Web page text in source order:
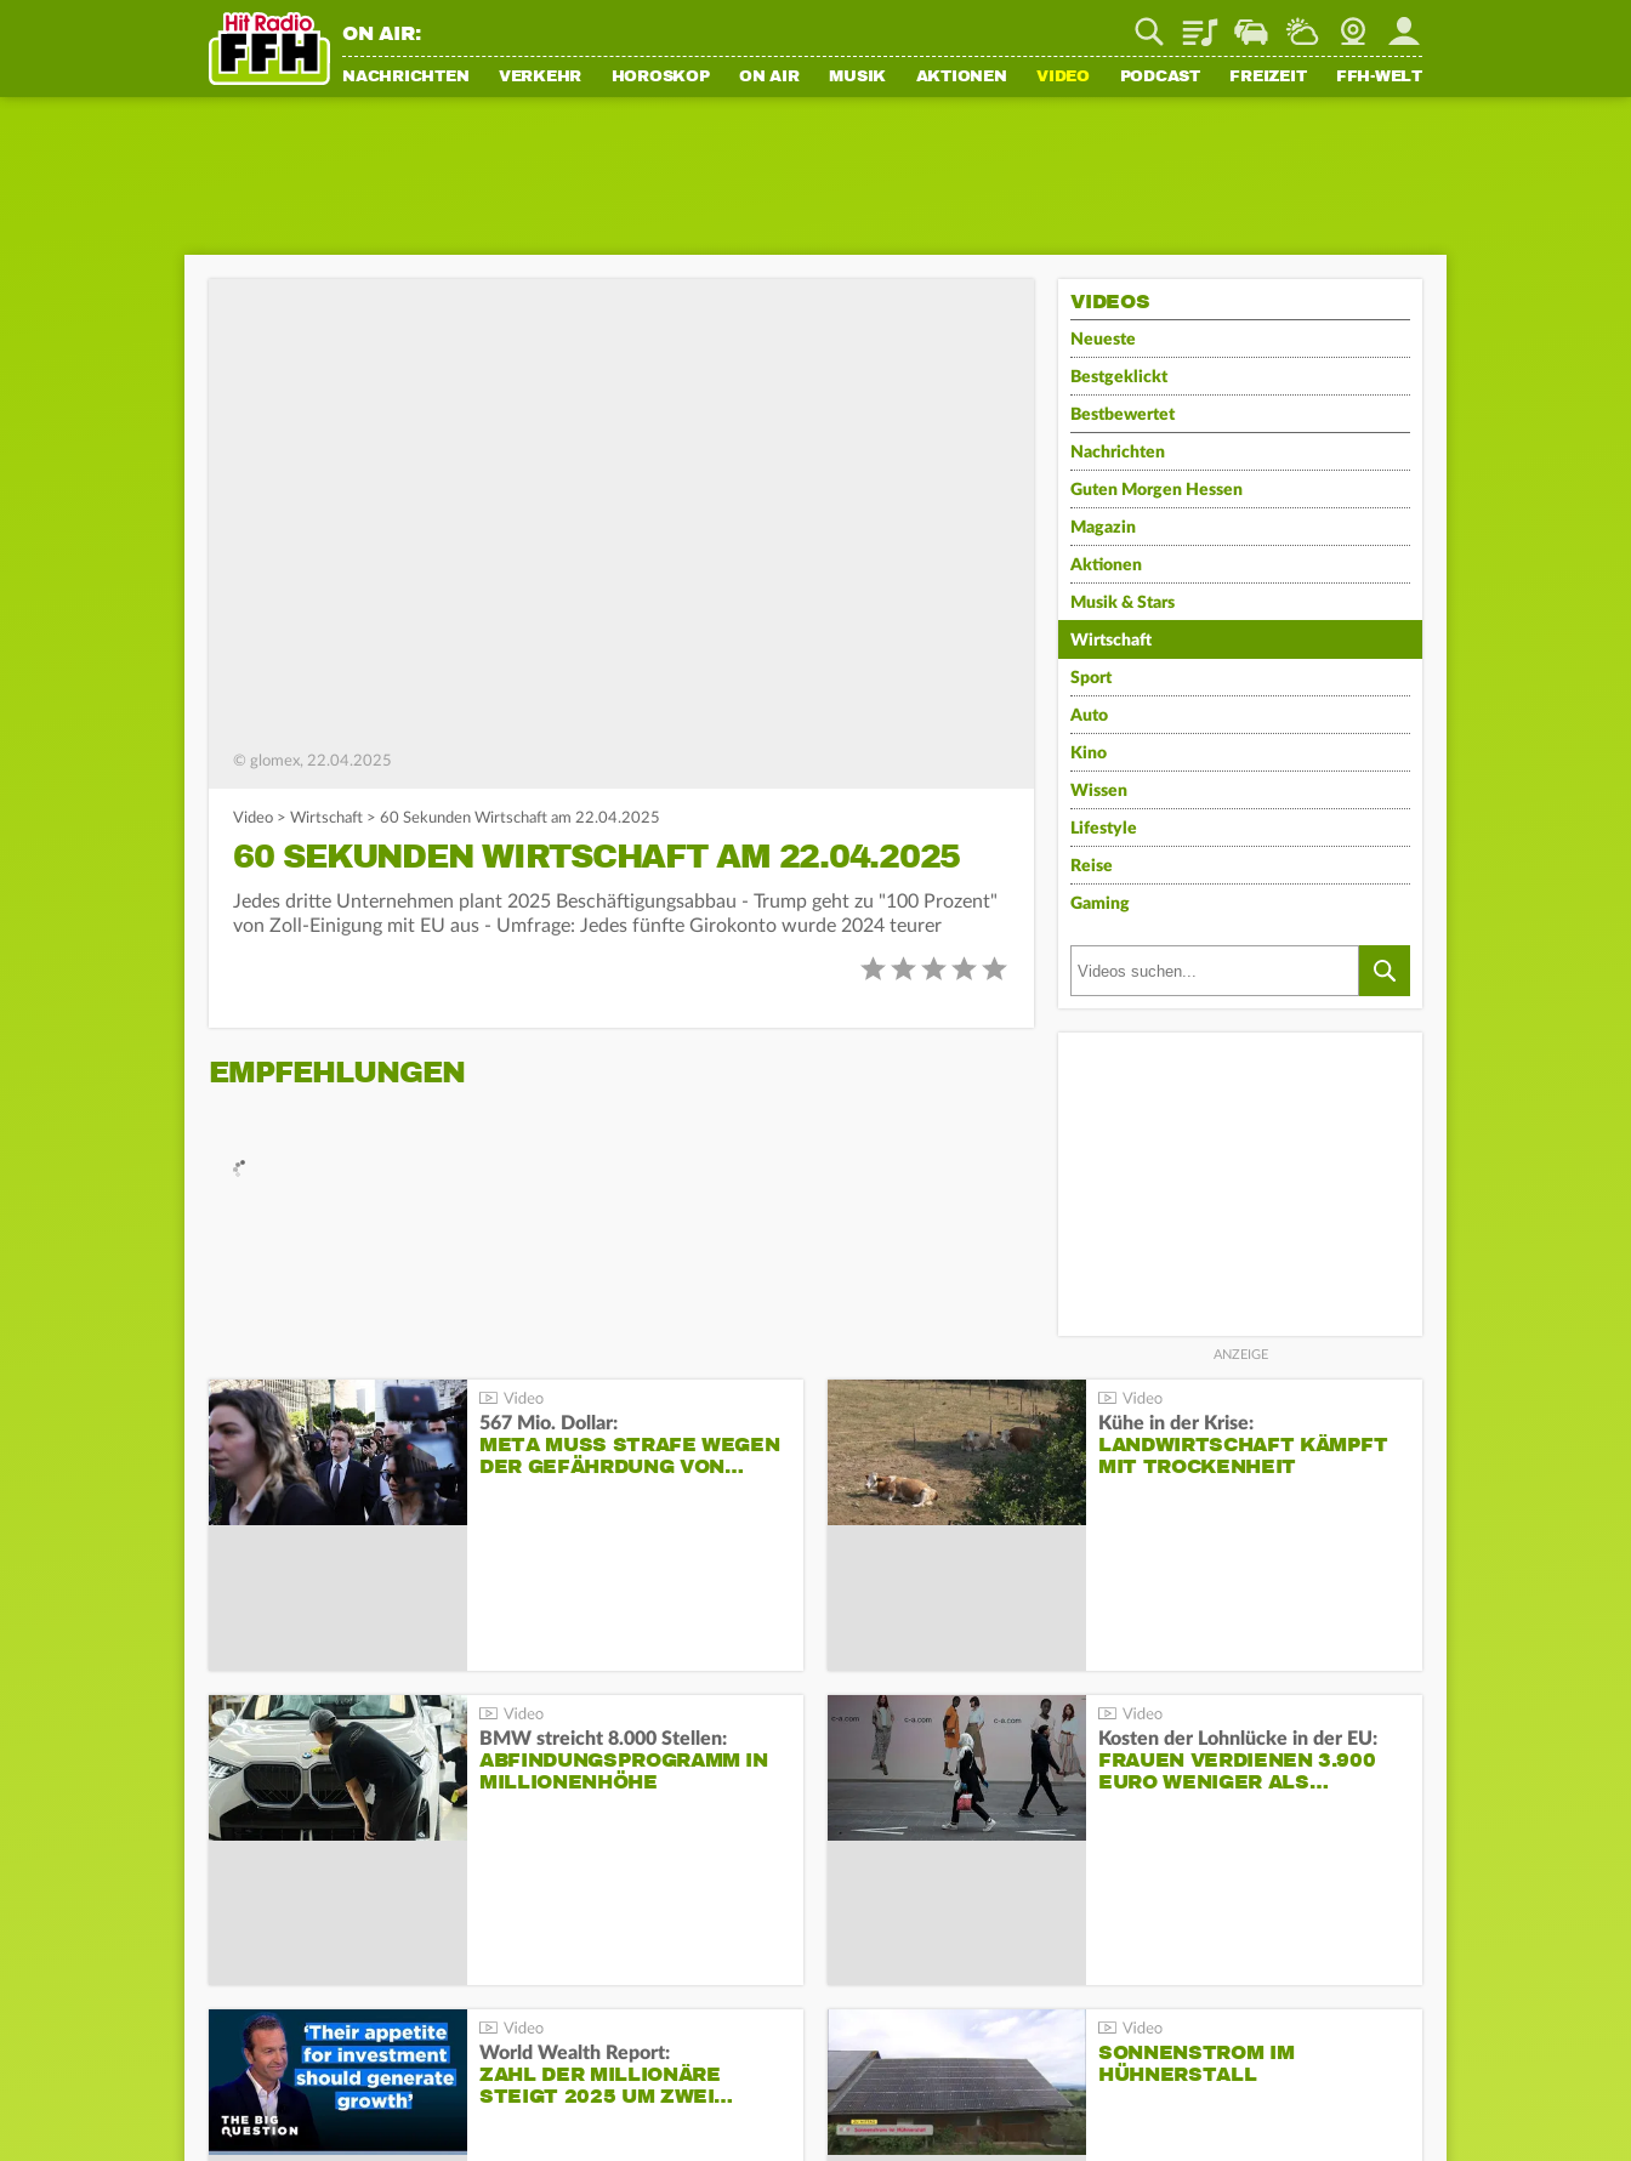
ON AIR: PlaylistStaupilotWetterWebcamMein FFH
NACHRICHTEN VERKEHR HOROSKOP ON AIR MUSIK AKTIONEN VIDEO PODCAST FREIZEIT FFH-WELT
© glomex, 22.04.2025
Video > Wirtschaft > 60 Sekunden Wirtschaft am 22.04.2025
60 SEKUNDEN WIRTSCHAFT AM 22.04.2025
Jedes dritte Unternehmen plant 2025 Beschäftigungsabbau - Trump geht zu "100 Prozent"
von Zoll-Einigung mit EU aus - Umfrage: Jedes fünfte Girokonto wurde 2024 teurer
EMPFEHLUNGEN
VIDEOS
Neueste
Bestgeklickt
Bestbewertet
Nachrichten
Guten Morgen Hessen
Magazin
Aktionen
Musik & Stars
Wirtschaft
Sport
Auto
Kino
Wissen
Lifestyle
Reise
Gaming
567 Mio. Dollar:
META MUSS STRAFE WEGEN
DER GEFÄHRDUNG VON…
Kühe in der Krise:
LANDWIRTSCHAFT KÄMPFT
MIT TROCKENHEIT
BMW streicht 8.000 Stellen:
ABFINDUNGSPROGRAMM IN
MILLIONENHÖHE
Kosten der Lohnlücke in der EU:
FRAUEN VERDIENEN 3.900
EURO WENIGER ALS…
World Wealth Report:
ZAHL DER MILLIONÄRE
STEIGT 2025 UM ZWEI…
SONNENSTROM IM
HÜHNERSTALL